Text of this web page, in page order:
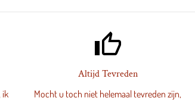
ik
thumb_up_alt
Altijd Tevreden
Mocht u toch niet helemaal tevreden zijn,